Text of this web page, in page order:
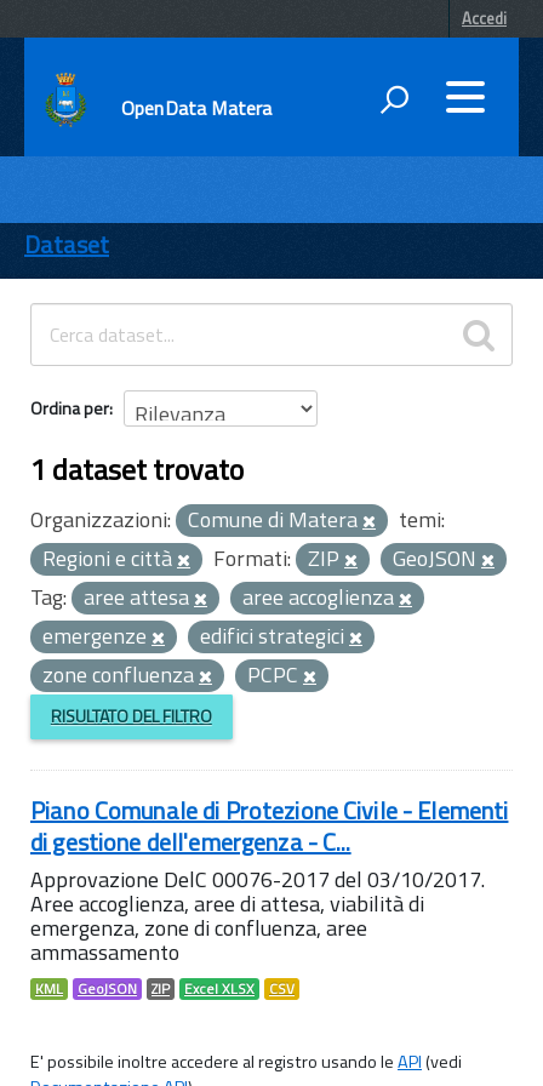
Accedi
OpenData Matera
ENTI
TEMI
INFORMAZIONI
Dataset
Ordina per
1 dataset trovato
Organizzazioni: Comune di Matera
temi:
Regioni e città
Formati: ZIP
GeoJSON
Tag: aree attesa
aree accoglienza
emergenze
edifici strategici
zone confluenza
PCPC
RISULTATO DEL FILTRO
Piano Comunale di Protezione Civile - Elementi
di gestione dell'emergenza - C...
Approvazione DelC 00076-2017 del 03/10/2017.
Aree accoglienza, aree di attesa, viabilità di
emergenza, zone di confluenza, aree
ammassamento
KML GeoJSON ZIP Excel XLSX CSV
E' possibile inoltre accedere al registro usando leAPI(vedi